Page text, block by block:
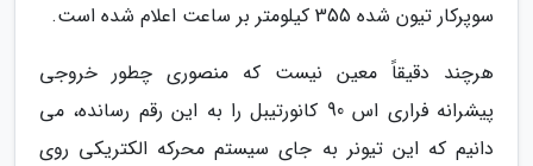
سوپرکار تیون شده 355 کیلومتر بر ساعت اعلام شده است.
هرچند دقیقاً معین نیست که منصوری چطور خروجی
پیشرانه فراری اس 90 کانورتیبل را به این رقم رسانده، می
دانیم که این تیونر به جای سیستم محرکه الکتریکی روی